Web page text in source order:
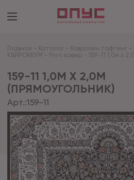
Главная - Каталог - Ковролин тафтинг -
КАЙРОККУМ - Print ковер - 159-11 1,0м х
159-11 1,0М Х 2,0М
(ПРЯМОУГОЛЬНИК)
Арт.:159-11